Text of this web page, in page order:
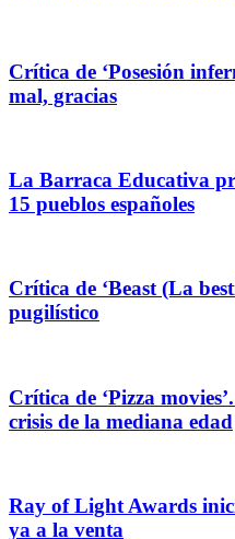
Crítica de ‘Posesión
mal, gracias
La Barraca Educativa
15 pueblos españoles
Crítica de ‘Beast (La
pugilístico
Crítica de ‘Pizza
crisis de la mediana edad
Ray of Light Awards
ya a la venta